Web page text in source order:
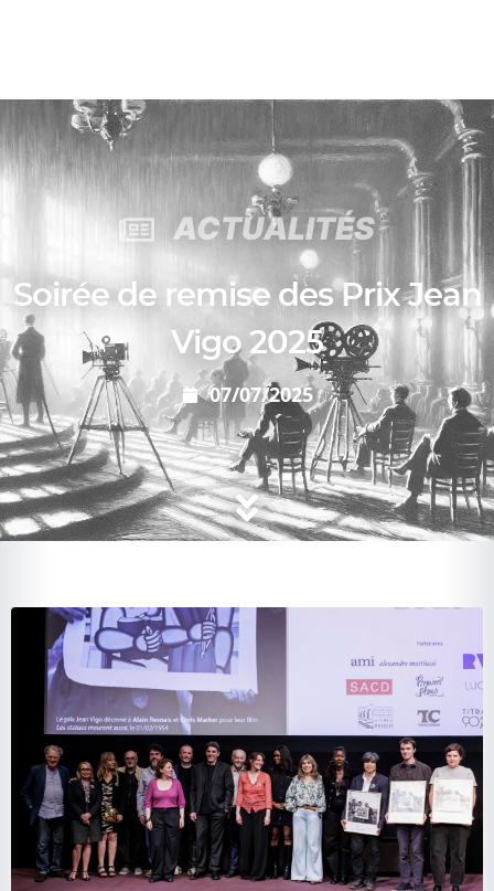
ACTUALITÉS
Soirée de remise des Prix Jean
Vigo 2025
07/07/2025